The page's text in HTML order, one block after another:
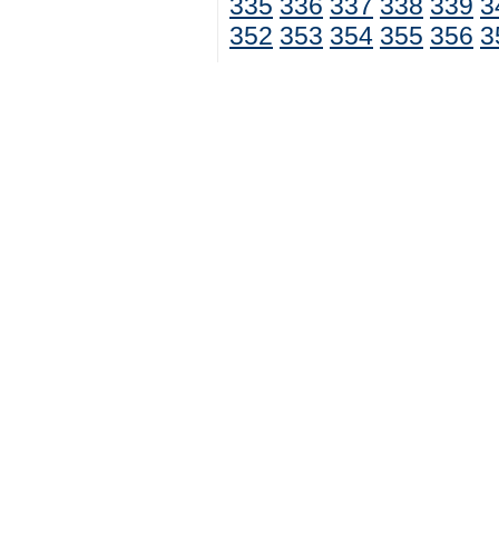
352 353 354 355 356